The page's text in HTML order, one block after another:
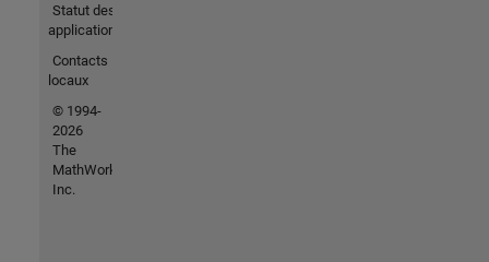
Statut des
applications
Contacts
locaux
© 1994-
2026
The
MathWorks,
Inc.